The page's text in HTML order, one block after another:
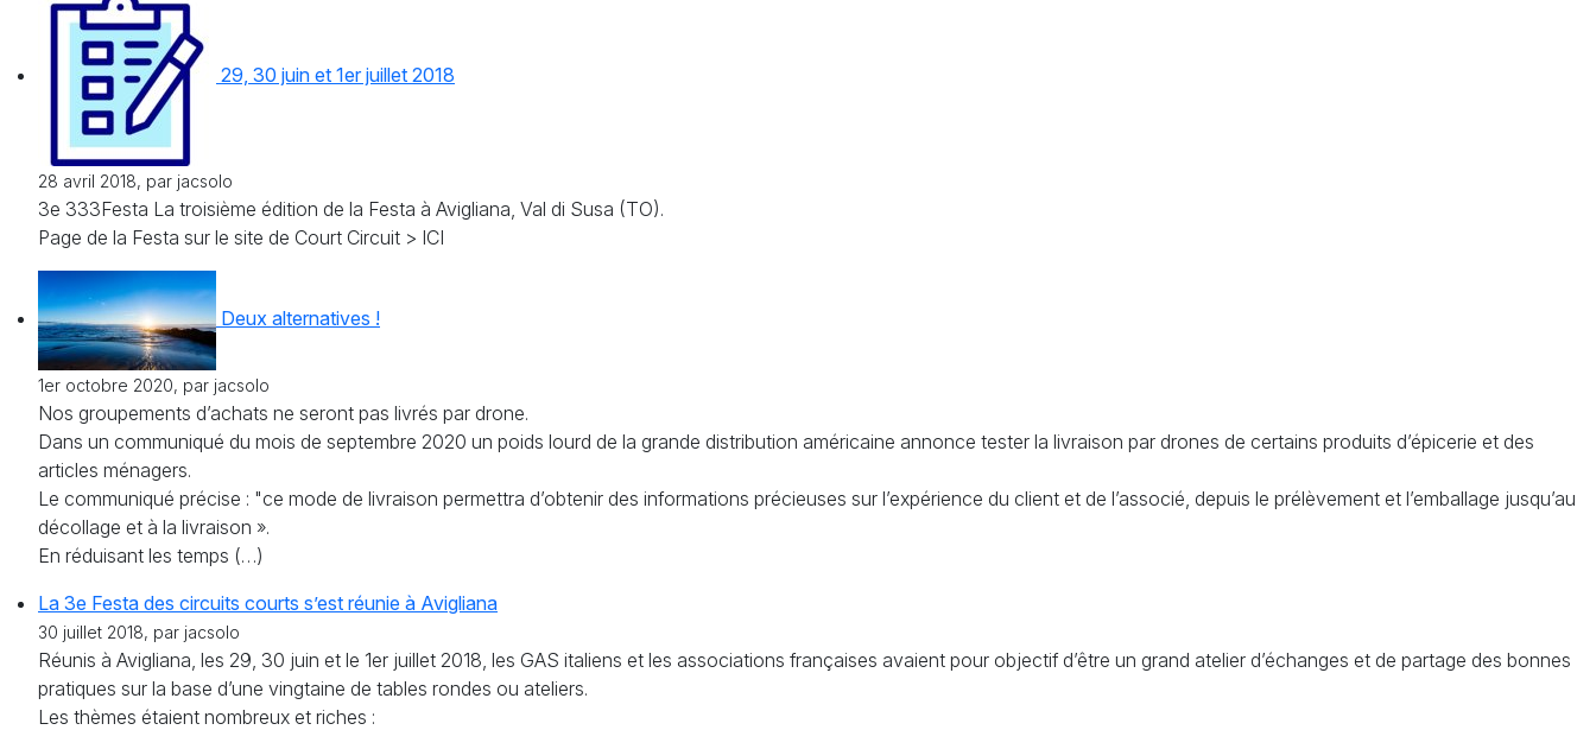
29, 30 juin et 1er juillet 2018
28 avril 2018, par jacsolo
3e 333Festa La troisième édition de la Festa à Avigliana, Val di Susa (TO).
Page de la Festa sur le site de Court Circuit > ICI
Deux alternatives !
1er octobre 2020, par jacsolo
Nos groupements d’achats ne seront pas livrés par drone.
Dans un communiqué du mois de septembre 2020 un poids lourd de la grande distribution américaine annonce tester la livraison par drones de certains produits d’épicerie et des
articles ménagers.
Le communiqué précise : "ce mode de livraison permettra d’obtenir des informations précieuses sur l’expérience du client et de l’associé, depuis le prélèvement et l’emballage jusqu’au
décollage et à la livraison ».
En réduisant les temps (…)
La 3e Festa des circuits courts s’est réunie à Avigliana
30 juillet 2018, par jacsolo
Réunis à Avigliana, les 29, 30 juin et le 1er juillet 2018, les GAS italiens et les associations françaises avaient pour objectif d’être un grand atelier d’échanges et de partage des bonnes
pratiques sur la base d’une vingtaine de tables rondes ou ateliers.
Les thèmes étaient nombreux et riches :